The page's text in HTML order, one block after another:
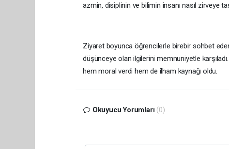
azmin, disiplinin ve bilimin insanı nasıl zirveye
Ziyaret boyunca öğrencilerle birebir sohbet eden
düşünceye olan ilgilerini memnuniyetle
hem moral verdi hem de ilham kaynağı oldu.
Okuyucu Yorumları (0)